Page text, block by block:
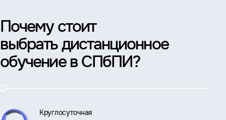
Почему стоит
выбрать дистанционное
обучение в СПбПИ?
Круглосуточная